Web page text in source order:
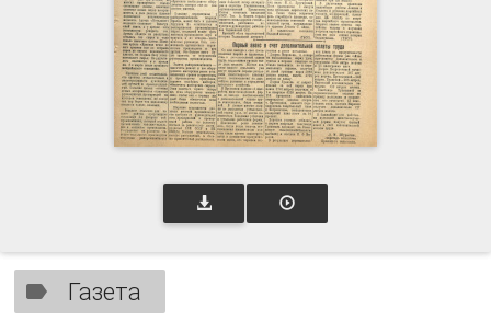
Газета